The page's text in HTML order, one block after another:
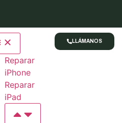
Reparar
iPhone
Reparar
iPad
LLÁMANOS